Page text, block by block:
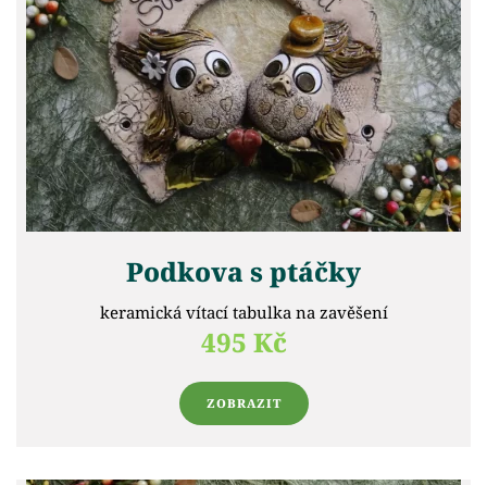
Podkova s ptáčky
keramická vítací tabulka na zavěšení
495 Kč
ZOBRAZIT